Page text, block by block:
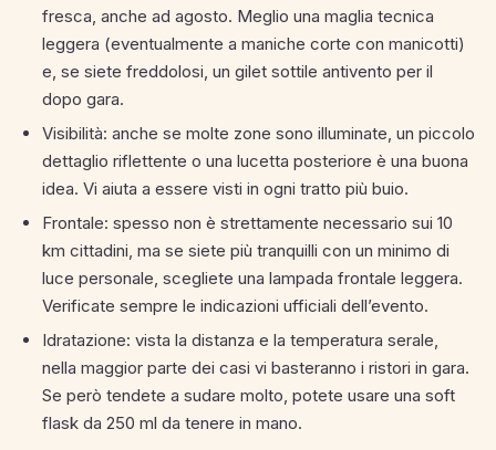
fresca, anche ad agosto. Meglio una maglia tecnica
leggera (eventualmente a maniche corte con manicotti)
e, se siete freddolosi, un gilet sottile antivento per il
dopo gara.
Visibilità: anche se molte zone sono illuminate, un piccolo
dettaglio riflettente o una lucetta posteriore è una buona
idea. Vi aiuta a essere visti in ogni tratto più buio.
Frontale: spesso non è strettamente necessario sui 10
km cittadini, ma se siete più tranquilli con un minimo di
luce personale, scegliete una lampada frontale leggera.
Verificate sempre le indicazioni ufficiali dell’evento.
Idratazione: vista la distanza e la temperatura serale,
nella maggior parte dei casi vi basteranno i ristori in gara.
Se però tendete a sudare molto, potete usare una soft
flask da 250 ml da tenere in mano.